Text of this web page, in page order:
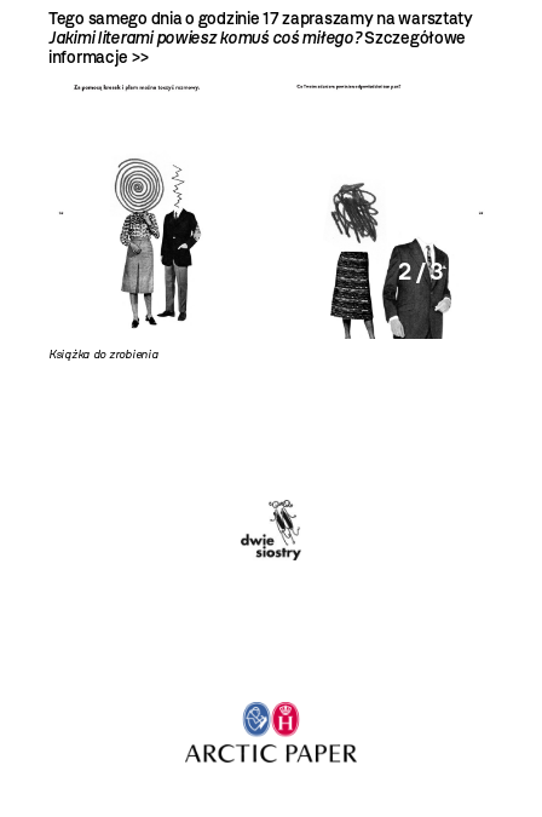
Tego samego dnia o godzinie 17 zapraszamy na warsztaty
Jakimi literami powiesz komuś coś miłego?Szczegółowe
informacje >>
Książka do zrobienia
2 / 3